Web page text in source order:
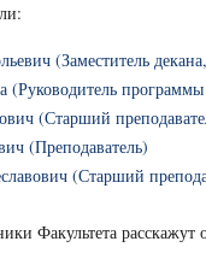
(Заместитель
(Руководитель
(Старший
(Преподаватель)
(Старший
Факультета расскажут